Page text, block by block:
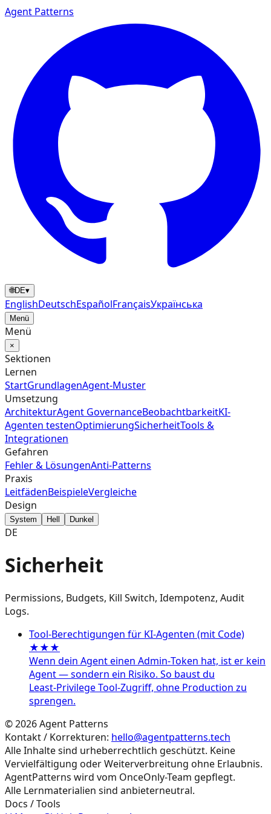
Agent Patterns
🌐DE▾
EnglishDeutschEspañolFrançaisУкраїнська
Menü
Menü
×
Sektionen
Lernen
StartGrundlagenAgent‑Muster
Umsetzung
ArchitekturAgent GovernanceBeobachtbarkeitKI-
Agenten testenOptimierungSicherheitTools &
Integrationen
Gefahren
Fehler & LösungenAnti-Patterns
Praxis
LeitfädenBeispieleVergleiche
Design
System Hell Dunkel
DE
Sicherheit
Permissions, Budgets, Kill Switch, Idempotenz, Audit
Logs.
Tool‑Berechtigungen für KI‑Agenten (mit Code)
★★★
Wenn dein Agent einen Admin‑Token hat, ist er kein
Agent — sondern ein Risiko. So baust du
Least‑Privilege Tool‑Zugriff, ohne Production zu
sprengen.
©2026Agent Patterns
Kontakt / Korrekturen: hello@agentpatterns.tech
Alle Inhalte sind urheberrechtlich geschützt. Keine
Vervielfältigung oder Weiterverbreitung ohne Erlaubnis.
AgentPatterns wird vom OnceOnly-Team gepflegt.
Alle Lernmaterialien sind anbieterneutral.
Docs / Tools